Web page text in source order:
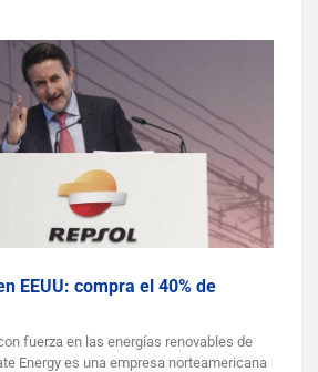
EEUU: compra el 40% de
fuerza en las energías renovables de
Energy es una empresa norteamericana